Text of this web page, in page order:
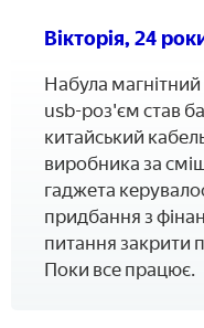
Вікторія, 24
Набула
usb-роз'єм став
китайський
виробника за
гаджета
придбання з
питання закрити
Поки все працює.